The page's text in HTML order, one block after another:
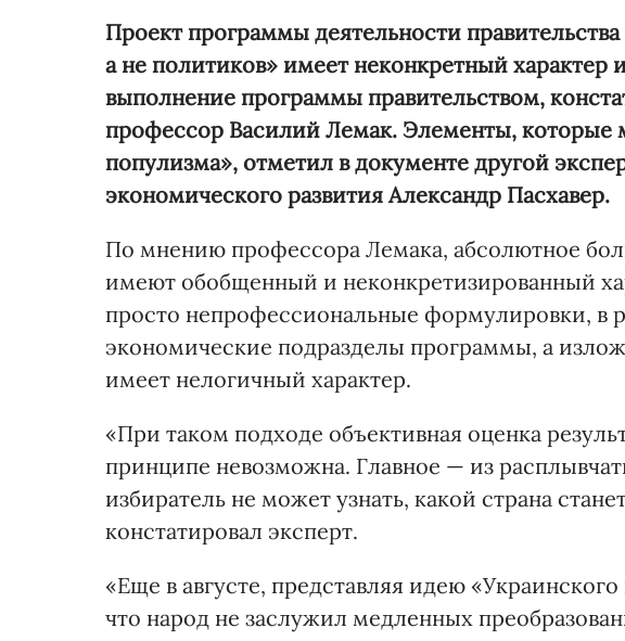
Проект программы деятельности
а не политиков» имеет неконкретный характер
выполнение программы правительством,
профессор Василий Лемак. Элементы, которые
популизма», отметил в документе другой
экономического развития Александр Пасхавер.
По мнению профессора Лемака, абсолютное
имеют обобщенный и неконкретизированный
просто непрофессиональные формулировки, в
экономические подразделы программы, а
имеет нелогичный характер.
«При таком подходе объективная оценка
принципе невозможна. Главное — из
избиратель не может узнать, какой страна
констатировал эксперт.
«Еще в августе, представляя идею
что народ не заслужил медленных